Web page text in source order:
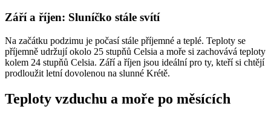
Září a říjen: Sluníčko stále svítí
Na začátku podzimu je počasí stále příjemné a teplé. Teploty se
příjemně udržují okolo 25 stupňů Celsia a moře si zachovává teploty
kolem 24 stupňů Celsia. Září a říjen jsou ideální pro ty, kteří si chtějí
prodloužit letní dovolenou na slunné Krétě.
Teploty vzduchu a moře po měsících